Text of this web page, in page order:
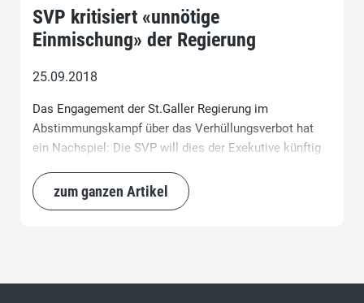
SVP kritisiert «unnötige
Einmischung» der Regierung
25.09.2018
Das Engagement der St.Galler Regierung im
Abstimmungskampf über das Verhüllungsverbot hat
ein Nachspiel: Die SVP will dies der Exekutive künftig
Fässler zurecht.
zum ganzen Artikel